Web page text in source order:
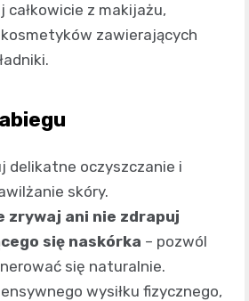
całkowicie z makijażu,
zawierających
delikatne oczyszczanie i
skóry.
zrywaj ani nie zdrapuj
się naskórka – pozwól
się naturalnie.
wysiłku fizycznego,